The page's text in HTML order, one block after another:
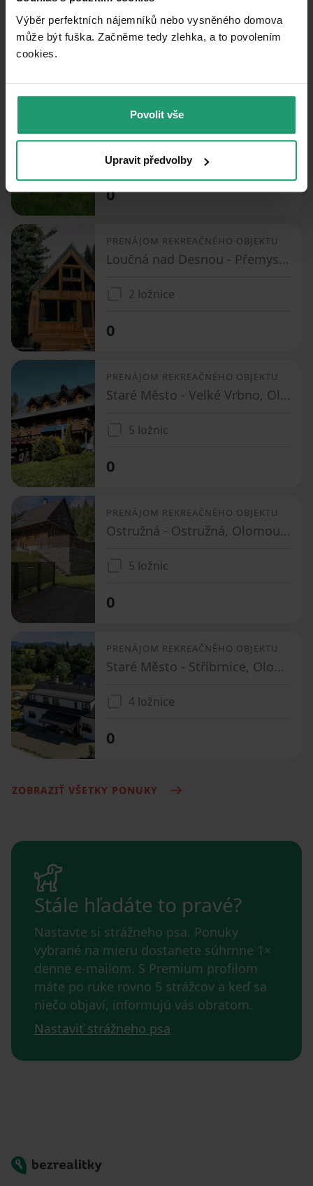
Výběr perfektních nájemníků nebo vysněného domova
může být fuška. Začněme tedy zlehka, a to povolením
cookies.​
Povolit vše
Upravit předvolby
2 ložnice
5 ložnic
0
PRENÁJOM REKREAČNÉHO OBJEKTU
Loučná nad Desnou - Přemyslov, Olomoucký kraj
2 ložnice
0
PRENÁJOM REKREAČNÉHO OBJEKTU
Staré Město - Velké Vrbno, Olomoucký kraj
5 ložnic
0
PRENÁJOM REKREAČNÉHO OBJEKTU
Ostružná - Ostružná, Olomoucký kraj
5 ložnic
0
PRENÁJOM REKREAČNÉHO OBJEKTU
Staré Město - Stříbrnice, Olomoucký kraj
4 ložnice
0
ZOBRAZIŤ VŠETKY PONUKY
Stále hľadáte to pravé?
Nastavte si strážneho psa. Ponuky
vybrané na mieru dostanete súhrnne 1×
denne e-mailom. S Premium profilom
máte po ruke rovno 5 strážcov a keď sa
niečo objaví, informujú vás obratom.
Nastaviť strážneho psa
Bezrealitky